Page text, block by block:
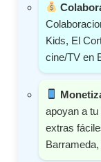
Kids, El
cine/TV en
apoyan a tu
extras